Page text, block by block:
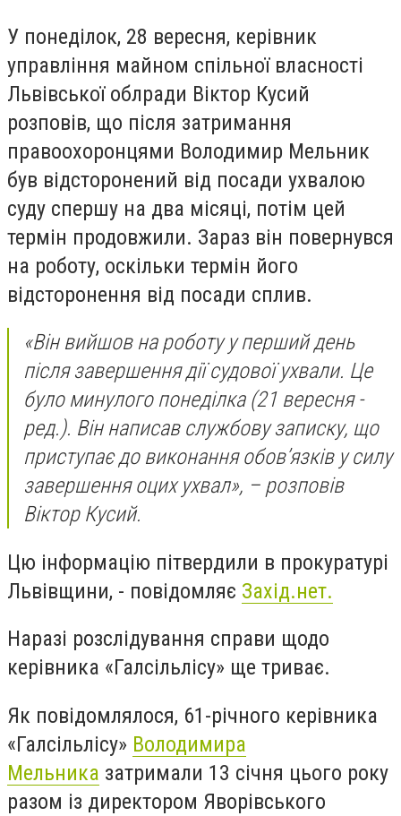
У понеділок, 28 вересня, керівник
управління майном спільної власності
Львівської облради Віктор Кусий
розповів, що після затримання
правоохоронцями Володимир Мельник
був відсторонений від посади ухвалою
суду спершу на два місяці, потім цей
термін продовжили. Зараз він повернувся
на роботу, оскільки термін його
відсторонення від посади сплив.
«Він вийшов на роботу у перший день
після завершення дії судової ухвали. Це
було минулого понеділка (21 вересня -
ред.). Він написав службову записку, що
приступає до виконання обов’язків у силу
завершення оцих ухвал», – розповів
Віктор Кусий.
Цю інформацію пітвердили в прокуратурі
Львівщини, - повідомляє Захід.нет.
Наразі розслідування справи щодо
керівника «Галсільлісу» ще триває.
Як повідомлялося, 61-річного керівника
«Галсільлісу» Володимира
Мельника затримали 13 січня цього року
разом із директором Яворівського